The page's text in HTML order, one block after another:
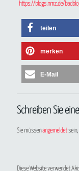
https://blogs.nmz.de/
teilen
merken
E-Mail
Schreiben Sie
Sie müssenangemeldetsein,
Diese Website verwendet